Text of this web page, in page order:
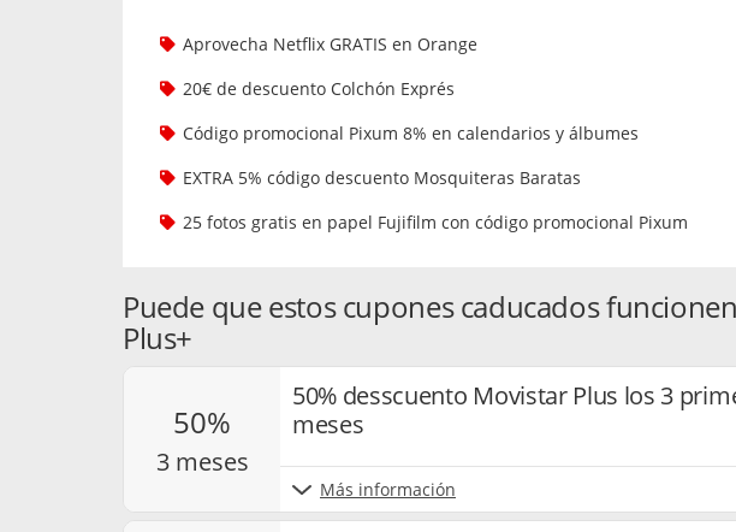
Aprovecha Netflix GRATIS en Orange
20€ de descuento Colchón Exprés
Código promocional Pixum 8% en calendarios y álbumes
EXTRA 5% código descuento Mosquiteras Baratas
25 fotos gratis en papel Fujifilm con código promocional Pixum
Puede que estos cupones caducados
Plus+
50%
3 meses
50% desscuento Movistar Plus los 3
meses
Más información